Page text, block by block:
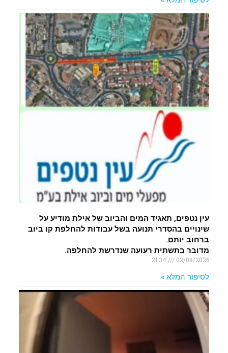
עין נטפים, תאגיד המים והביוב של אילת מודיע על
שינויים בהסדרי תנועה בשל עבודות להחלפת קו ביוב
ברחוב יותם.
מדובר בתשתית רעועה שנדרשת להחלפה.
02/08/2026
לסיפור המלא »